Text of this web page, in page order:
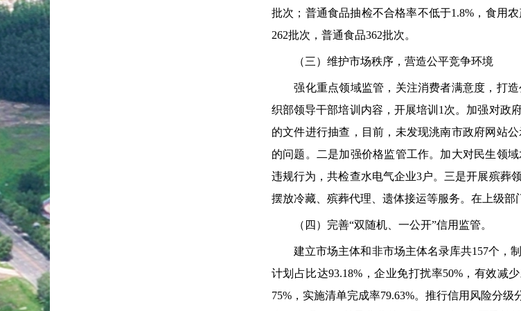
批次；普通食品抽检不合格率不低于1.8%，食用
262批次，普通食品362批次。
（三）维护市场秩序，营造公平竞争环境
强化重点领域监管，关注消费者满意度，打造
织部领导干部培训内容，开展培训1次。加强对政
的文件进行抽查，目前，未发现洮南市政府网站
的问题。二是加强价格监管工作。加大对民生领
违规行为，共检查水电气企业3户。三是开展殡葬
摆放冷藏、殡葬代理、遗体接运等服务。在上级部
（四）完善“双随机、一公开”信用监管。
建立市场主体和非市场主体名录库共157个，制
计划占比达93.18%，企业免打扰率50%，有效减
75%，实施清单完成率79.63%。推行信用风险分